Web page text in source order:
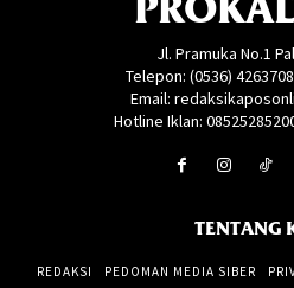
Jl. Pramuka No.1
Telepon: (0536)
Email:
Hotline Iklan:
TENTANG
REDAKSI PEDOMAN MEDIA SIBER